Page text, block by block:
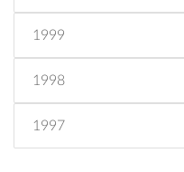
1999
1998
1997